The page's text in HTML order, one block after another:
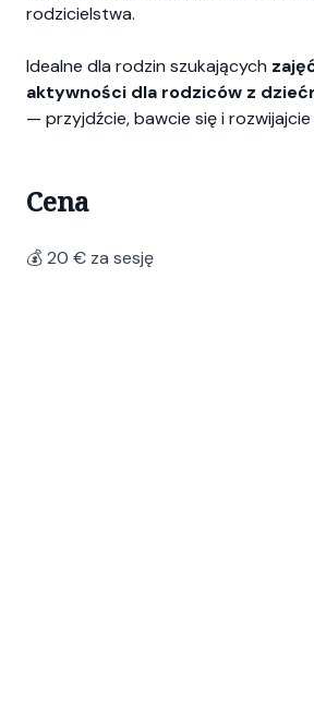
rodzicielstwa.
Idealne dla rodzin szukających
aktywności dla rodziców z
— przyjdźcie, bawcie się i rozwijajcie
Cena
💰 20 € za sesję